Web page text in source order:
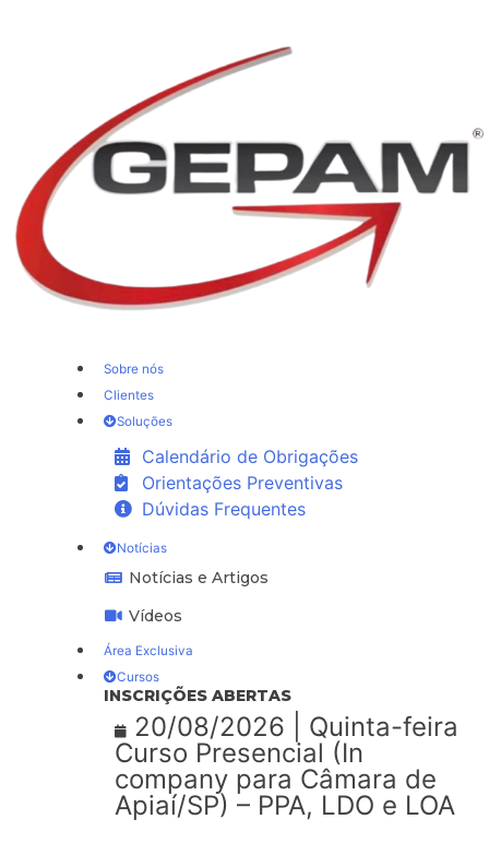
Sobre nós
Clientes
Soluções
Calendário de Obrigações
Orientações Preventivas
Dúvidas Frequentes
Notícias
Notícias e Artigos
Vídeos
Área Exclusiva
Cursos
INSCRIÇÕES ABERTAS
20/08/2026 | Quinta-feira
Curso Presencial (In
company para Câmara de
Apiaí/SP) – PPA, LDO e LOA